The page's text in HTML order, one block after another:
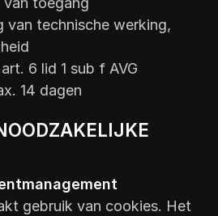
van technische werking,
6 lid 1 sub f AVG
14 dagen
gebruik van cookies. Het